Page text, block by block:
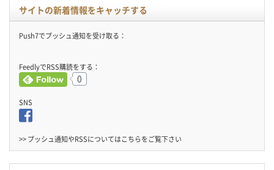
サイトの新着情報をキャッチする
Push7でプッシュ通知を受け取る：
FeedlyでRSS購読をする：
0
SNS
>> プッシュ通知やRSSについてはこちらをご覧下さい